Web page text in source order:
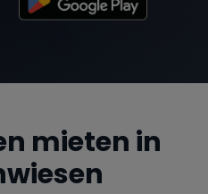
mieten in